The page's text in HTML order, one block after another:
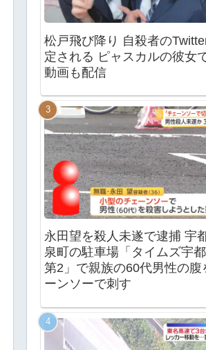
松戸飛び降り 自殺者の
定される ピャスカルの彼女
動画も配信
永田望を殺人未遂で逮捕 宇
泉町の駐車場「タイムズ宇都
第2」で親族の60代男性の腹
ーンソーで刺す